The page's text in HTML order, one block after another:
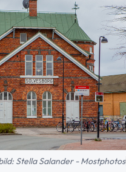
Stella Salander - Mostphotos